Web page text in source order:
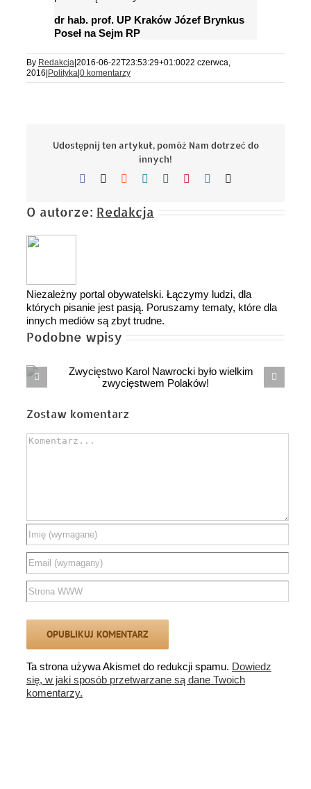
dr hab. prof. UP Kraków Józef Brynkus
Poseł na Sejm RP
By Redakcja|2016-06-22T23:53:29+01:0022 czerwca,
2016|Polityka|0 komentarzy
Udostępnij ten artykuł, pomóż Nam dotrzeć do
innych!
Facebook Reddit LinkedIn
TumblrPinterest
O autorze: Redakcja
Niezależny portal obywatelski. Łączymy ludzi, dla
których pisanie jest pasją. Poruszamy tematy, które dla
innych mediów są zbyt trudne.
Podobne wpisy
Mija rok od objęcia urzędu prezydenta
Zostaw komentarz
Comment
Ta strona używa Akismet do redukcji spamu. Dowiedz
się, w jaki sposób przetwarzane są dane Twoich
komentarzy.